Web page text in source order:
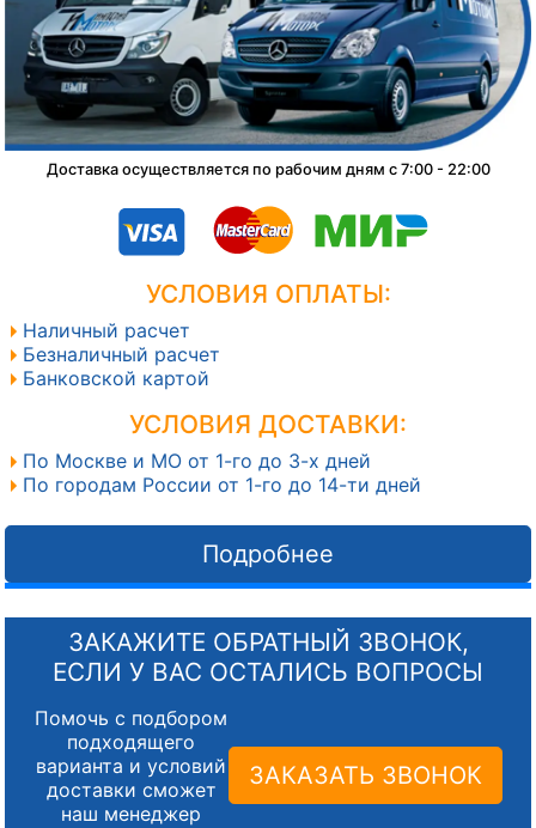
Доставка осуществляется по рабочим дням с 7:00 - 22:00
УСЛОВИЯ ОПЛАТЫ:
Наличный расчет
Безналичный расчет
Банковской картой
УСЛОВИЯ ДОСТАВКИ:
По Москве и МО от 1-го до 3-х дней
По городам России от 1-го до 14-ти дней
Подробнее
ЗАКАЖИТЕ ОБРАТНЫЙ ЗВОНОК,
ЕСЛИ У ВАС ОСТАЛИСЬ ВОПРОСЫ
Помочь с подбором
подходящего
варианта и условий
доставки сможет
наш менеджер
ЗАКАЗАТЬ ЗВОНОК